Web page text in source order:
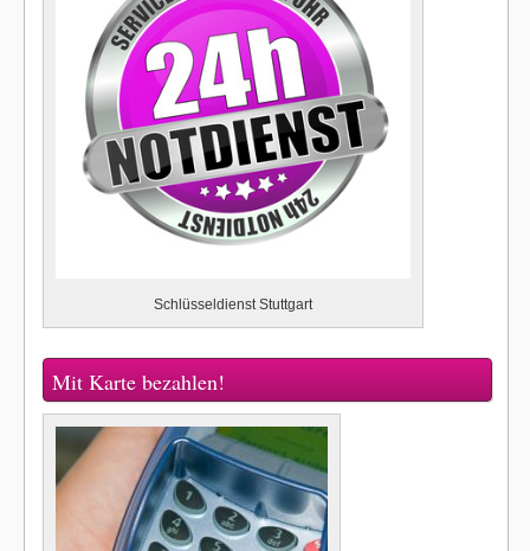
Schlüsseldienst Stuttgart
Mit Karte bezahlen!